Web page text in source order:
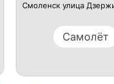
Смоленск улица
Самолёт